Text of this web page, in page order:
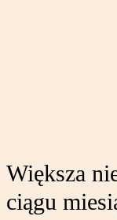
Większa
ciągu